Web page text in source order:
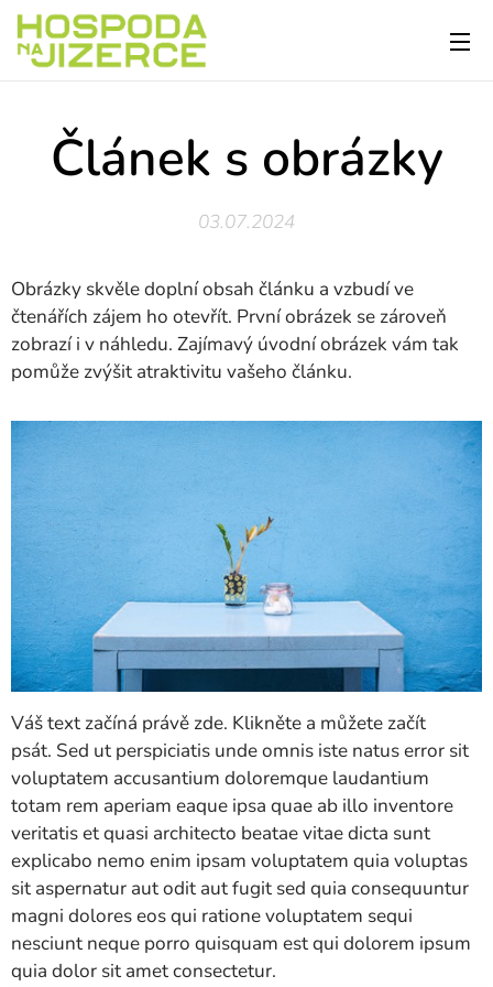
Článek s obrázky
03.07.2024
Obrázky skvěle doplní obsah článku a vzbudí ve
čtenářích zájem ho otevřít. První obrázek se zároveň
zobrazí i v náhledu. Zajímavý úvodní obrázek vám tak
pomůže zvýšit atraktivitu vašeho článku.
Váš text začíná právě zde. Klikněte a můžete začít
psát. Sed ut perspiciatis unde omnis iste natus error sit
voluptatem accusantium doloremque laudantium
totam rem aperiam eaque ipsa quae ab illo inventore
veritatis et quasi architecto beatae vitae dicta sunt
explicabo nemo enim ipsam voluptatem quia voluptas
sit aspernatur aut odit aut fugit sed quia consequuntur
magni dolores eos qui ratione voluptatem sequi
nesciunt neque porro quisquam est qui dolorem ipsum
quia dolor sit amet consectetur.